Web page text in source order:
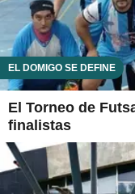
EL DOMIGO SE DEFINE
El Torneo de
finalistas